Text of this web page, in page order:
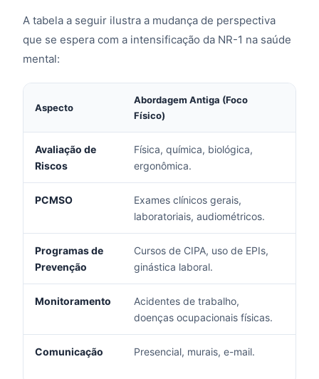
A tabela a seguir ilustra a mudança de perspectiva
que se espera com a intensificação da NR-1 na saúde
mental:
Aspecto
Abordagem Antiga (Foco
Físico)
Avaliação de
Riscos
Física, química, biológica,
ergonômica.
PCMSO
Exames clínicos gerais,
laboratoriais, audiométricos.
Programas de
Prevenção
Cursos de CIPA, uso de EPIs,
ginástica laboral.
Monitoramento
Acidentes de trabalho,
doenças ocupacionais físicas.
Comunicação Presencial, murais, e-mail.